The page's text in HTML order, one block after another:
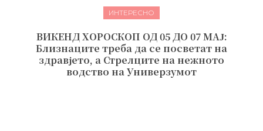
ИНТЕРЕСНО
ВИКЕНД ХОРОСКОП ОД 05 ДО 07 МАЈ:
Близнаците треба да се посветат на
здравјето, а Стрелците на нежното
водство на Универзумот